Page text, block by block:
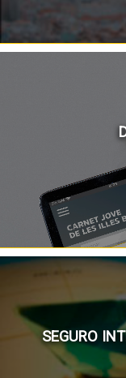
SEGURO